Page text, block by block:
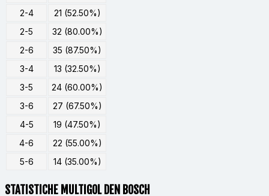
2-4
21 (52.50%)
2-5
32 (80.00%)
2-6
35 (87.50%)
3-4
13 (32.50%)
3-5
24 (60.00%)
3-6
27 (67.50%)
4-5
19 (47.50%)
4-6
22 (55.00%)
5-6
14 (35.00%)
STATISTICHE MULTIGOL DEN BOSCH